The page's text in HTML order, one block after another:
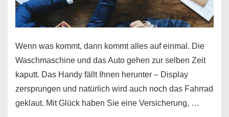
Wenn was kommt, dann kommt alles auf einmal. Die
Waschmaschine und das Auto gehen zur selben Zeit
kaputt. Das Handy fällt Ihnen herunter – Display
zersprungen und natürlich wird auch noch das Fahrrad
geklaut. Mit Glück haben Sie eine Versicherung, …